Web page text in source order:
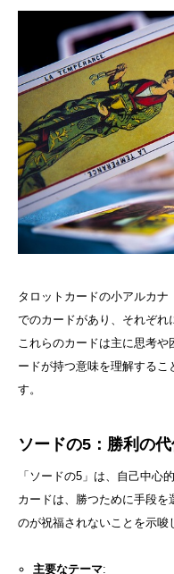
タロットカードの小アルカナ
でのカードがあり、それぞれ
これらのカードは主に思考や
ードが持つ意味を理解するこ
す。
ソードの5：勝利の
「ソードの5」は、自己中心
カードは、勝つために手段を
のが祝福されないことを示唆
主要なテーマ: